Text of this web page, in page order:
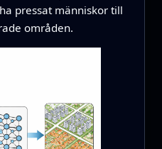
pressat människor till
områden.